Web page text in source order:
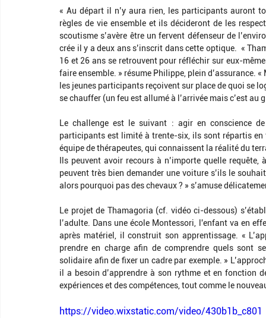
« Au départ il n’y aura rien, les participants auront
règles de vie ensemble et ils décideront de les
scoutisme s’avère être un fervent défenseur de
crée il y a deux ans s’inscrit dans cette optique.  «
16 et 26 ans se retrouvent pour réfléchir sur eux-
faire ensemble. » résume Philippe, plein d’assurance.
les jeunes participants reçoivent sur place de quoi se
se chauffer (un feu est allumé à l’arrivée mais c’est au
Le challenge est le suivant : agir en conscience
participants est limité à trente-six, ils sont répartis
équipe de thérapeutes, qui connaissent la réalité du
Ils peuvent avoir recours à n’importe quelle
peuvent très bien demander une voiture s’ils le
alors pourquoi pas des chevaux ? » s’amuse
Le projet de Thamagoria (cf. vidéo ci-dessous)
l’adulte. Dans une école Montessori, l'enfant va en
après matériel, il construit son apprentissage. «
prendre en charge afin de comprendre quels sont
solidaire afin de fixer un cadre par exemple. »
il a besoin d’apprendre à son rythme et en fonction
expériences et des compétences, tout comme le
https://video.wixstatic.com/video/430b1b_c801